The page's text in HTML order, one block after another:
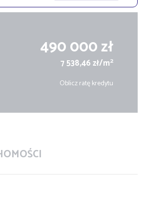
490 000 zł
7 538,46 zł/m2
Oblicz ratę kredytu